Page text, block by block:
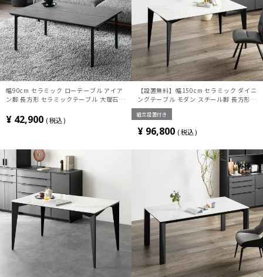
幅90cm セラミック ローテーブル アイア
ン脚 長方形 セラミックテーブル 大理石調
ル おしゃれ シンプル かっこいい
¥ 42,900 税込
【設置無料】幅150cm セラミック ダイニ
ングテーブル モダン スチール脚 長方形 4
人 食卓テーブル セラミックテーブル おし
ゃれ シンプル グレー ホワイト 白
組立設置付き
¥ 96,800 税込